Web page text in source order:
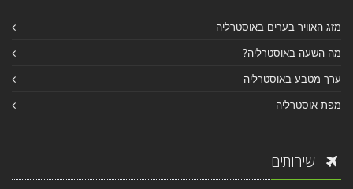
מזג האוויר בערים באוסטרליה
מה השעה באוסטרליה?
ערך מטבע באוסטרליה
מפת אוסטרליה
שירותים